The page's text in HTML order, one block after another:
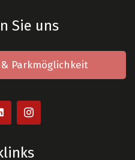
Sie uns
Parkmöglichkeit